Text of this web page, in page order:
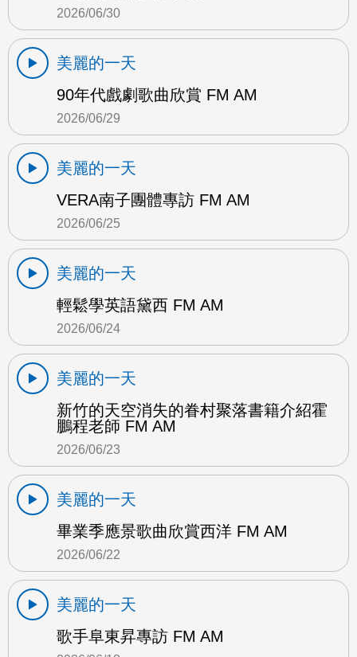
2026/06/30
美麗的一天
90年代戲劇歌曲欣賞 FM AM
2026/06/29
美麗的一天
VERA南子團體專訪 FM AM
2026/06/25
美麗的一天
輕鬆學英語黛西 FM AM
2026/06/24
美麗的一天
新竹的天空消失的眷村聚落書籍介紹霍
鵬程老師 FM AM
2026/06/23
美麗的一天
畢業季應景歌曲欣賞西洋 FM AM
2026/06/22
美麗的一天
歌手阜東昇專訪 FM AM